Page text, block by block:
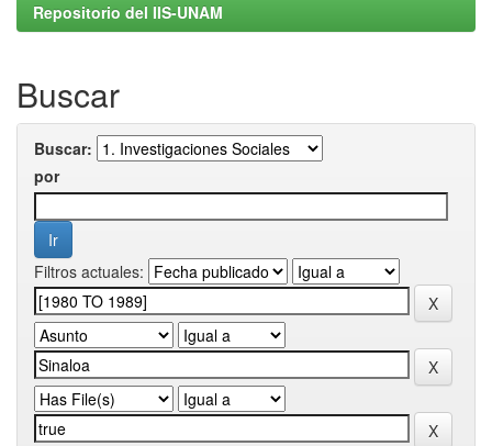
Repositorio del IIS-UNAM
Buscar
Buscar:
por
Filtros actuales: